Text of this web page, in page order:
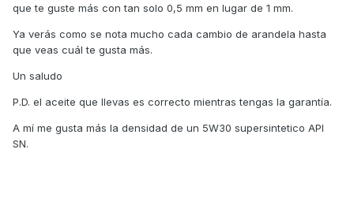
que te guste más con tan solo 0,5 mm en lugar de 1 mm.
Ya verás como se nota mucho cada cambio de arandela hasta
que veas cuál te gusta más.
Un saludo
P.D. el aceite que llevas es correcto mientras tengas la garantía.
A mí me gusta más la densidad de un 5W30 supersintetico API
SN.